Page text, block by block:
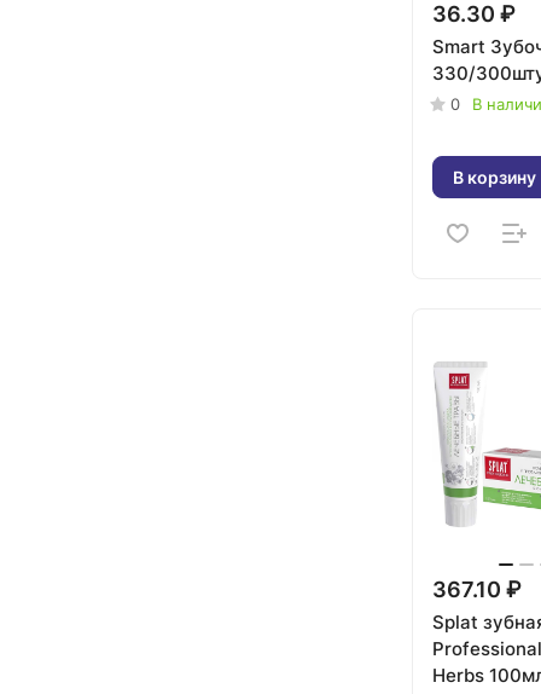
36.30 ₽
Smart
330/
0 В
В корзину
367.10 ₽
Splat
Herbs